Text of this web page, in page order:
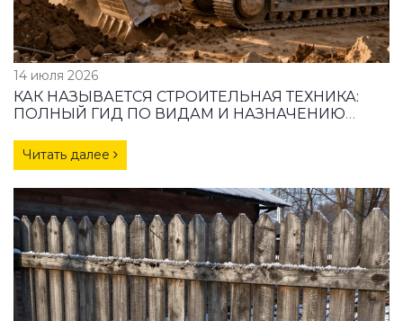
14 июля 2026
КАК НАЗЫВАЕТСЯ СТРОИТЕЛЬНАЯ ТЕХНИКА:
ПОЛНЫЙ ГИД ПО ВИДАМ И НАЗНАЧЕНИЮ
Читать далее